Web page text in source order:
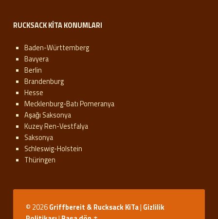
RUCKSACK KITA KONUMLARI
Baden-Württemberg
Bavyera
Berlin
Brandenburg
Hesse
Mecklenburg-Batı Pomeranya
Aşağı Saksonya
Kuzey Ren-Vestfalya
Saksonya
Schleswig-Holstein
Thüringen
© 2026Griffbereit & Rucksack KiTa| Gizlilik